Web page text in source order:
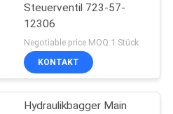
Steuerventil 723-57-
12306
Negotiable price MOQ:1 Stück
KONTAKT
Hydraulikbagger Main